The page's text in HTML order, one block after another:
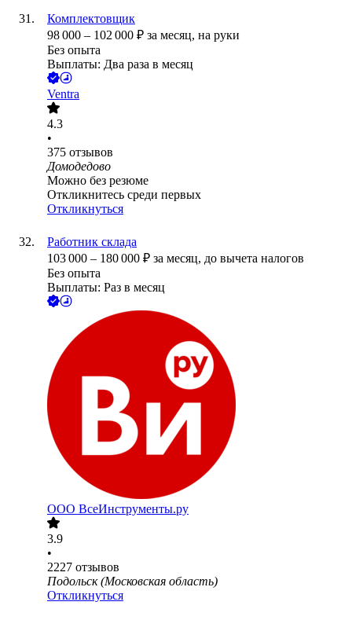
Комплектовщик
98 000 – 102 000 ₽ за месяц, на руки
Без опыта
Выплаты: Два раза в месяц
Ventra
4.3
•
375 отзывов
Домодедово
Можно без резюме
Откликнитесь среди первых
Откликнуться
Работник склада
103 000 – 180 000 ₽ за месяц, до вычета налогов
Без опыта
Выплаты: Раз в месяц
ООО ВсеИнструменты.ру
3.9
•
2227 отзывов
Подольск (Московская область)
Откликнуться